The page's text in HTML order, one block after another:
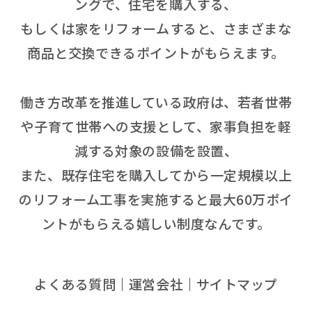
ングで、住宅を購入する、
もしくは家をリフォームすると、さまざまな
商品と交換できるポイントがもらえます。
働き方改革を推進している政府は、若者世帯
や子育て世帯への支援として、家事負担を軽
減する対象の設備を設置、
また、既存住宅を購入してから一定規模以上
のリフォーム工事を実施すると最大60万ポイ
ントがもらえる嬉しい制度なんです。
よくある質問 運営会社 サイトマップ